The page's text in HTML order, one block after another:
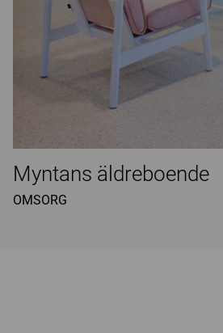
Myntans äldreboende
OMSORG